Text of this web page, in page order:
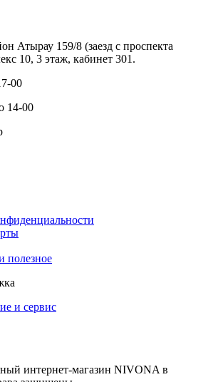
Атырау 159/8 (заезд с проспекта
10, 3 этаж, кабинет 301.
00
14-00
полезное
и сервис
интернет-магазин NIVONA в